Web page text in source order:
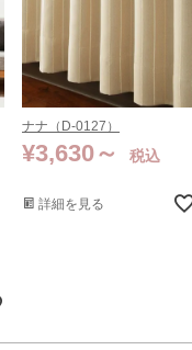
ナナ（D-0127）
¥3,630 税込
詳細を見る